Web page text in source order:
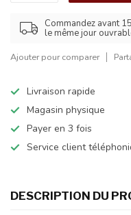
Commandez avant
le même jour
Ajouter pour comparer
Livraison rapide
Magasin physique
Payer en 3 fois
Service client
DESCRIPTION DU